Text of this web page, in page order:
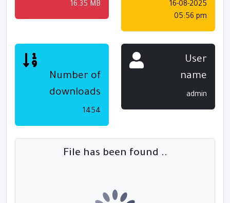
16.35 MB
16-08-2025
05:56 pm
Number of
downloads
1454
User
name
admin
File has been found ..